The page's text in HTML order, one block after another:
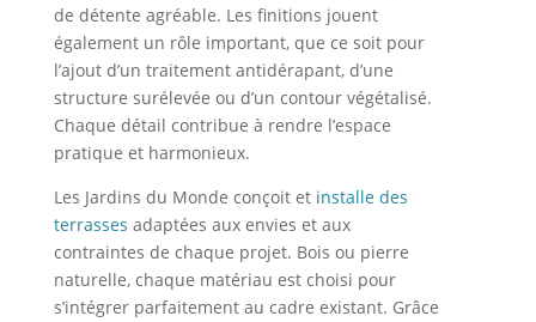
de détente agréable. Les finitions jouent
également un rôle important, que ce soit pour
l’ajout d’un traitement antidérapant, d’une
structure surélevée ou d’un contour végétalisé.
Chaque détail contribue à rendre l’espace
pratique et harmonieux.
Les Jardins du Monde conçoit et installe des
terrasses adaptées aux envies et aux
contraintes de chaque projet. Bois ou pierre
naturelle, chaque matériau est choisi pour
s’intégrer parfaitement au cadre existant. Grâce